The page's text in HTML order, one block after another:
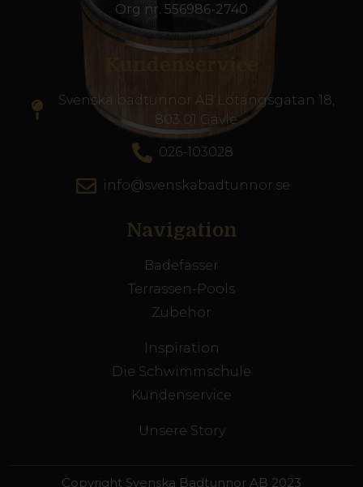
Org nr. 556986-2740
Svenska badtunnor AB Lötängsgatan 18,
803 01 Gävle
026-103028
info@svenskabadtunnor.se
Navigation
Badefässer
Terrassen-Pools
Zubehör
Inspiration
Die Schwimmschule
Kundenservice
Unsere Story
Copyright Svenska Badtunnor AB 2023